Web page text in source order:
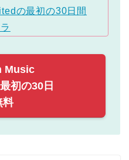
の最初の30日間
Music
初の30日
料